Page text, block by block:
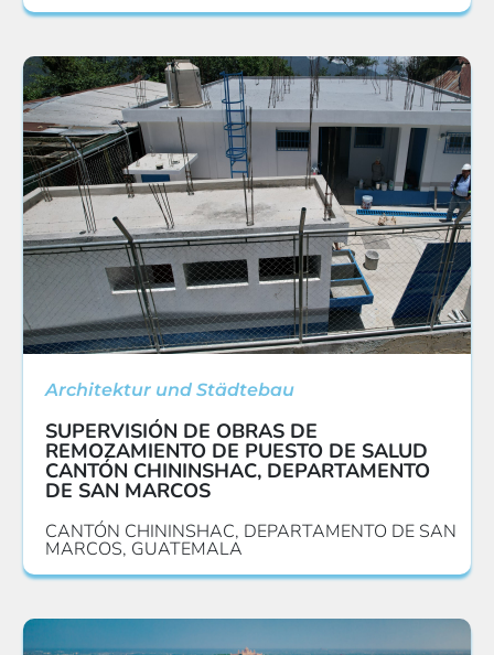
Architektur und Städtebau
SUPERVISIÓN DE OBRAS DE
REMOZAMIENTO DE PUESTO DE SALUD
CANTÓN CHININSHAC, DEPARTAMENTO
DE SAN MARCOS
CANTÓN CHININSHAC, DEPARTAMENTO DE SAN
MARCOS, GUATEMALA